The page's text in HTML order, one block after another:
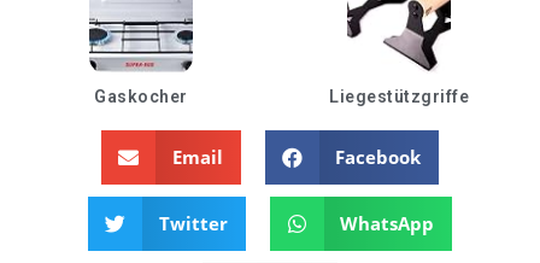
Gaskocher Liegestützgriffe
Email Facebook
Twitter WhatsApp